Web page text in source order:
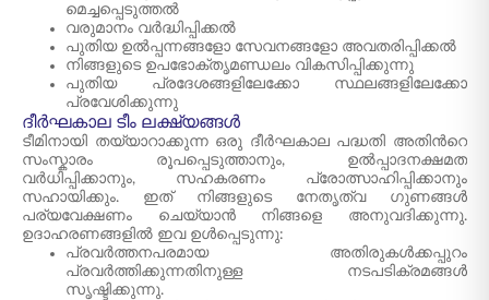
മെച്ചപ്പെടുത്തൽ
വരുമാനം വർദ്ധിപ്പിക്കൽ
പുതിയ ഉൽപ്പന്നങ്ങളോ സേവനങ്ങളോ അവതരിപ്പിക്കൽ
നിങ്ങളുടെ ഉപഭോക്തൃമണ്ഡലം വികസിപ്പിക്കുന്നു
പുതിയ പ്രദേശങ്ങളിലേക്കോ സ്ഥലങ്ങളിലേക്കോ
പ്രവേശിക്കുന്നു
ദീർഘകാല ടീം ലക്ഷ്യങ്ങൾ
ടീമിനായി തയ്യാറാക്കുന്ന ഒരു ദീർഘകാല പദ്ധതി അതിന്‍റെ
സംസ്കാരം രൂപപ്പെടുത്താനും, ഉൽപ്പാദനക്ഷമത
വർധിപ്പിക്കാനും, സഹകരണം പ്രോത്സാഹിപ്പിക്കാനും
സഹായിക്കും. ഇത് നിങ്ങളുടെ നേതൃത്വ ഗുണങ്ങൾ
പര്യവേക്ഷണം ചെയ്യാൻ നിങ്ങളെ അനുവദിക്കുന്നു.
ഉദാഹരണങ്ങളിൽ ഇവ ഉൾപ്പെടുന്നു:
പ്രവർത്തനപരമായ അതിരുകൾക്കപ്പുറം
പ്രവർത്തിക്കുന്നതിനുള്ള നടപടിക്രമങ്ങൾ
സൃഷ്ടിക്കുന്നു.